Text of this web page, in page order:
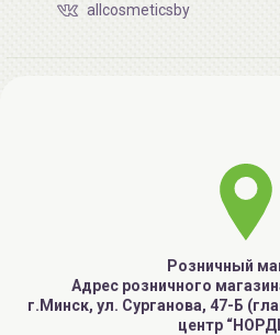
allcosmeticsby
Розничный
Адрес розничного
г.Минск, ул. Сурганова, 47-Б
центр